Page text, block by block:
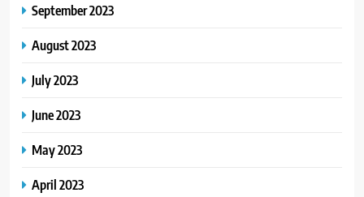
September 2023
August 2023
July 2023
June 2023
May 2023
April 2023